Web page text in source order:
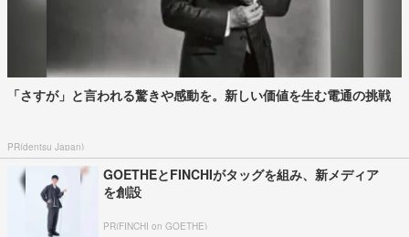
「さすが」と言われる驚きや感動を。新しい価値を生む電通の挑戦
PR(dentsu Japan)
GOETHEとFINCHIがタッグを組み、新メディア
を創設
PR(FINCHI on GOETHE)